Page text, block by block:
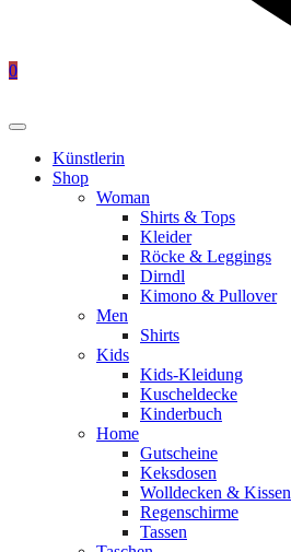
0
Künstlerin
Shop
Woman
Shirts & Tops
Kleider
Röcke & Leggings
Dirndl
Kimono & Pullover
Men
Shirts
Kids
Kids-Kleidung
Kuscheldecke
Kinderbuch
Home
Gutscheine
Keksdosen
Wolldecken & Kissen
Regenschirme
Tassen